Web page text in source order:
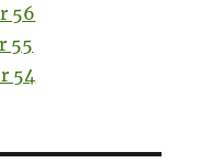
56
55
54